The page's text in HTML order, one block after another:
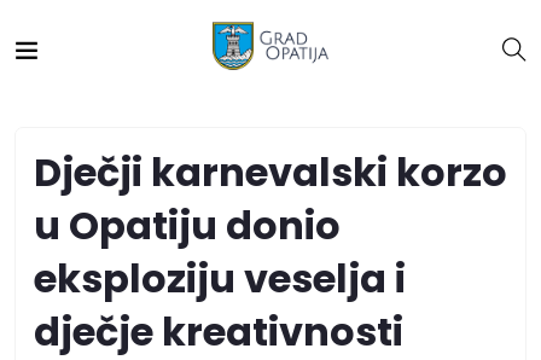
Dječji karnevalski korzo
u Opatiju donio
eksploziju veselja i
dječje kreativnosti